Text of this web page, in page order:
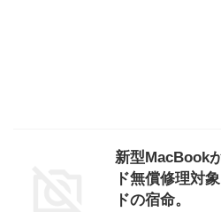
新型MacBook
ド無償修理対
ドの宿命。